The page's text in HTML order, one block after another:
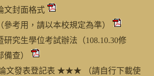
文封面格式
參考用，請以本校規定為準）
研究生學位考試辦法（108.10.30修
備查）
發表登記表 ★★★ （請自行下載使